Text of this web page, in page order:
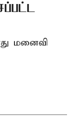
மனைவி